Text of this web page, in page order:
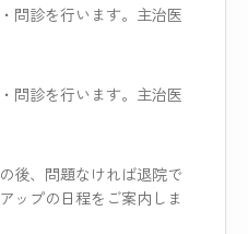
問診を行います。主治医
問診を行います。主治医
後、問題なければ退院で
ップの日程をご案内しま